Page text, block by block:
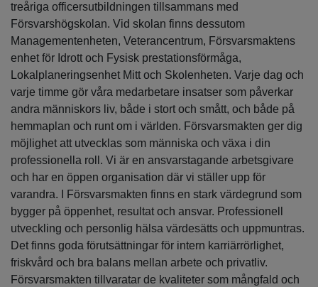
treåriga officersutbildningen tillsammans med
Försvarshögskolan. Vid skolan finns dessutom
Managementenheten, Veterancentrum, Försvarsmaktens
enhet för Idrott och Fysisk prestationsförmåga,
Lokalplaneringsenhet Mitt och Skolenheten. Varje dag och
varje timme gör våra medarbetare insatser som påverkar
andra människors liv, både i stort och smått, och både på
hemmaplan och runt om i världen. Försvarsmakten ger dig
möjlighet att utvecklas som människa och växa i din
professionella roll. Vi är en ansvarstagande arbetsgivare
och har en öppen organisation där vi ställer upp för
varandra. I Försvarsmakten finns en stark värdegrund som
bygger på öppenhet, resultat och ansvar. Professionell
utveckling och personlig hälsa värdesätts och uppmuntras.
Det finns goda förutsättningar för intern karriärrörlighet,
friskvård och bra balans mellan arbete och privatliv.
Försvarsmakten tillvaratar de kvaliteter som mångfald och